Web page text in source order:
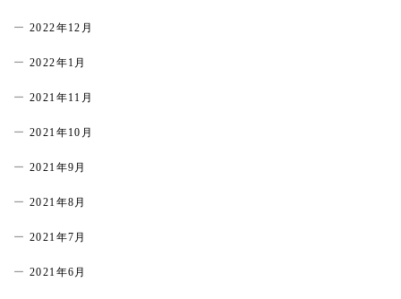
2022年12月
2022年1月
2021年11月
2021年10月
2021年9月
2021年8月
2021年7月
2021年6月